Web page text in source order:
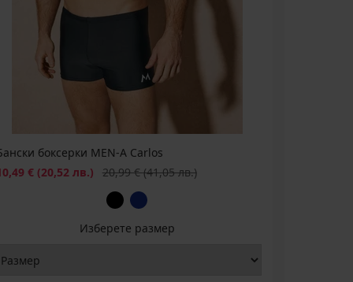
боксерки MEN-A Carlos
€ (20,52 лв.) Първоначална цена
20,99 €(41,05 лв.)
Изберете размер